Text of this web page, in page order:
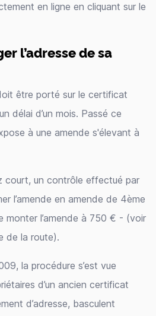
en ligne en cliquant sur le
l’adresse de sa
être porté sur le certificat
délai d’un mois. Passé ce
à une amende s'élevant à
court, un contrôle effectué par
l’amende en amende de 4ème
monter l’amende à 750 € - (voir
de la route).
la procédure s’est vue
d’un ancien certificat
d’adresse, basculent